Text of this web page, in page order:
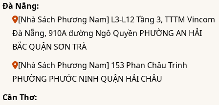
Đà Nẵng:
[Nhà Sách Phương Nam] L3-L12 Tầng 3, TTTM Vincom
Đà Nẵng, 910A đường Ngô Quyền PHƯỜNG AN HẢI
BẮC QUẬN SƠN TRÀ
[Nhà Sách Phương Nam] 153 Phan Châu Trinh
PHƯỜNG PHƯỚC NINH QUẬN HẢI CHÂU
Cần Thơ: